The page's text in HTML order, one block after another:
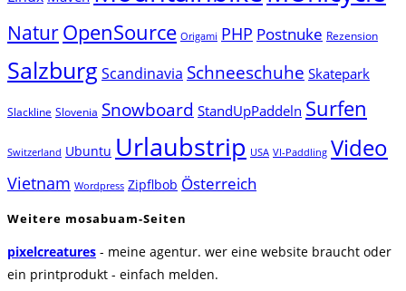
NaturOpenSource Origami PHP Postnuke Rezension
SalzburgScandinavia Schneeschuhe Skatepark
Slackline Slovenia Snowboard StandUpPaddeln Surfen
Switzerland Ubuntu Urlaubstrip USA VI-Paddling Video
Vietnam Wordpress Zipflbob Österreich
Weitere mosabuam-Seiten
pixelcreatures - meine agentur. wer eine website braucht oder
ein printprodukt - einfach melden.